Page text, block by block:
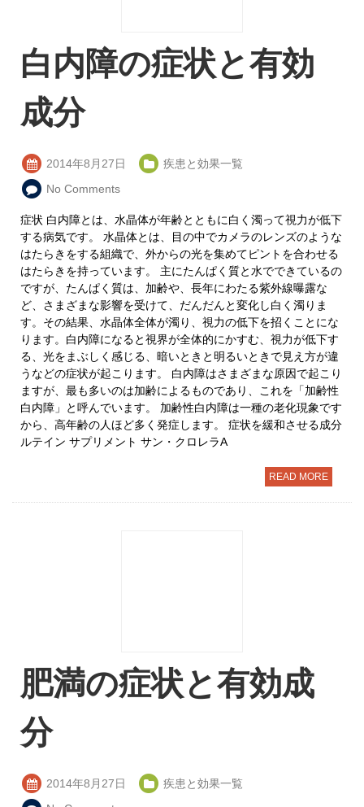
白内障の症状と有効
成分
2014年8月27日
疾患と効果一覧
No Comments
症状 白内障とは、水晶体が年齢とともに白く濁って視力が低下
する病気です。 水晶体とは、目の中でカメラのレンズのような
はたらきをする組織で、外からの光を集めてピントを合わせる
はたらきを持っています。 主にたんぱく質と水でできているの
ですが、たんぱく質は、加齢や、長年にわたる紫外線曝露な
ど、さまざまな影響を受けて、だんだんと変化し白く濁りま
す。その結果、水晶体全体が濁り、視力の低下を招くことにな
ります。白内障になると視界が全体的にかすむ、視力が低下す
る、光をまぶしく感じる、暗いときと明るいときで見え方が違
うなどの症状が起こります。 白内障はさまざまな原因で起こり
ますが、最も多いのは加齢によるものであり、これを「加齢性
白内障」と呼んでいます。 加齢性白内障は一種の老化現象です
から、高年齢の人ほど多く発症します。 症状を緩和させる成分
ルテイン サプリメント サン・クロレラA
READ MORE
肥満の症状と有効成
分
2014年8月27日
疾患と効果一覧